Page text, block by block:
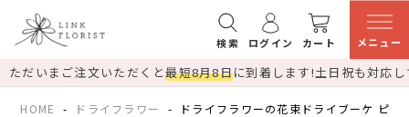
検索 ログイン カート メニュー
ただいまご注文いただくと最短8月8日に到着します!土日祝も対応
HOME ドライフラワー ドライフラワーの花束ドライブーケ ピン